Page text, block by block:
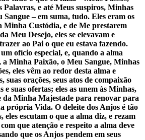
e até Meus suspiros, Minhas
Sangue – em suma, tudo. Eles eram os
Minha Custódia, e de Me prestarem
Meu Desejo, eles se elevavam e
ao Pai o que eu estava fazendo.
ofício especial, e, quando a alma
Minha Paixão, o Meu Sangue, Minhas
eles vêm ao redor desta alma e
suas orações, seus atos de compaixão
suas ofertas; eles as unem às Minhas,
da Minha Majestade para renovar para
própria Vida. O deleite dos Anjos é tão
eles escutam o que a alma diz, e rezam
que atenção e respeito a alma deve
que os Anjos pendem em seus